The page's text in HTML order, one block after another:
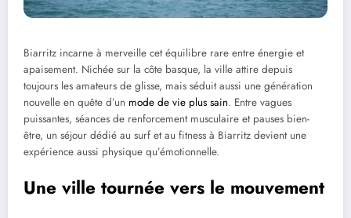
Biarritz incarne à merveille cet équilibre rare entre énergie et
apaisement. Nichée sur la côte basque, la ville attire depuis
toujours les amateurs de glisse, mais séduit aussi une génération
nouvelle en quête d’un mode de vie plus sain. Entre vagues
puissantes, séances de renforcement musculaire et pauses bien-
être, un séjour dédié au surf et au fitness à Biarritz devient une
expérience aussi physique qu’émotionnelle.
Une ville tournée vers le mouvement